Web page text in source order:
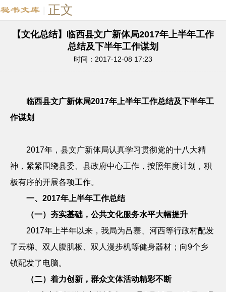
正文
【文化总结】临西县文广新体局2017年上半年工作
总结及下半年工作谋划
时间：2017-12-08 17:23
临西县文广新体局2017年上半年工作总结及下半年工
作谋划
2017年，县文广新体局认真学习贯彻党的十八大精
神，紧紧围绕县委、县政府中心工作，按照年度计划，积
极有序的开展各项工作。
一、 2017年上半年工作总结
（一）夯实基础，公共文化服务水平大幅提升
2017年上半年以来，我局为吕寨、河西等行政村配发
了云梯、双人腹肌板、双人漫步机等健身器材；向9个乡
镇配发了电脑。
（二）着力创新，群众文体活动精彩不断